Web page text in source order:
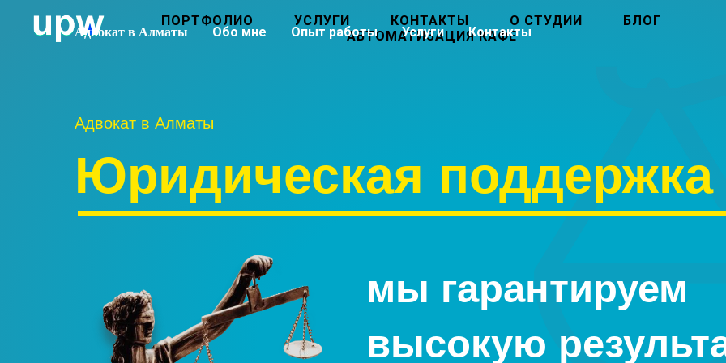
ПОРТФОЛИО УСЛУГИ КОНТАКТЫ О СТУДИИ
БЛОГ
АВТОМАТИЗАЦИЯ КАФЕ
Адвокат в Алматы Обо мне Опыт работы Услуги Контакты
Юридическая поддержка
мы гарантируем
высокую
Адвокат в Алматы